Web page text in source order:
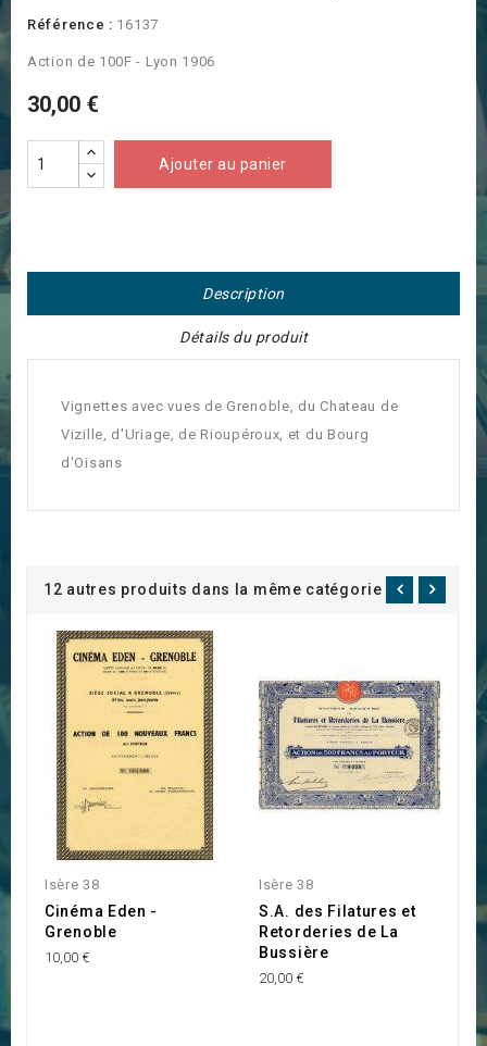
Référence : 16137
Action de 100F - Lyon 1906
30,00 €
Ajouter au panier
Description
Détails du produit
Vignettes avec vues de Grenoble, du Chateau de
Vizille, d'Uriage, de Rioupéroux, et du Bourg
d'Oisans
12 autres produits dans la même catégorie :
Isère 38
Cinéma Eden -
Grenoble
10,00 €
Isère 38
S.A. des Filatures et
Retorderies de La
Bussière
20,00 €